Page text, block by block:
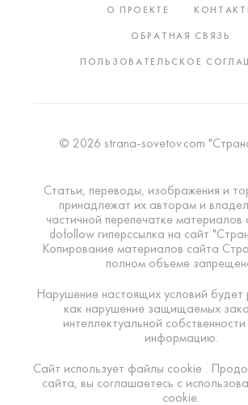
О ПРОЕКТЕ
ОБРАТНАЯ СВЯЗЬ
ПОЛЬЗОВАТЕЛЬСКОЕ
© 2026 strana-sovetov.com
Статьи, переводы, изображения и
принадлежат их авторам и
частичной перепечатке материалов
dofollow гиперссылка на сайт
Копирование материалов сайта
полном объеме
Нарушение настоящих условий будет
как нарушение защищаемых
интеллектуальной
информацию.
Сайт использует файлы cookie .
сайта, вы соглашаетесь с
cookie.